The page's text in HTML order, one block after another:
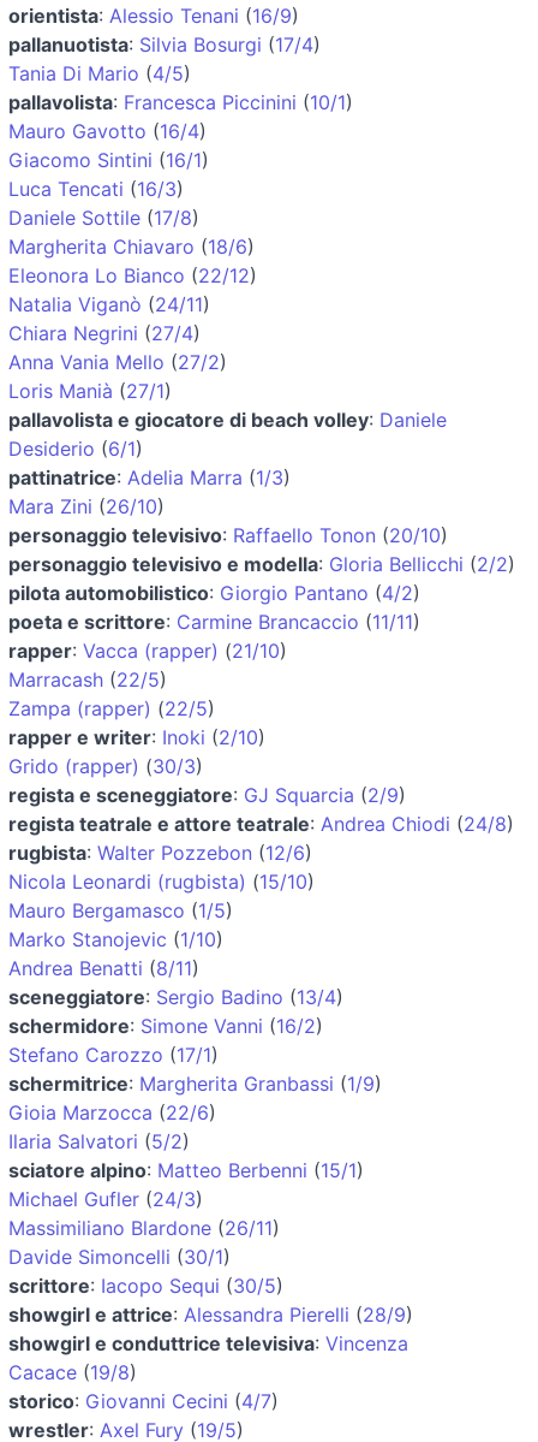
orientista: Alessio Tenani (16/9)
pallanuotista: Silvia Bosurgi (17/4)
Tania Di Mario (4/5)
pallavolista: Francesca Piccinini (10/1)
Mauro Gavotto (16/4)
Giacomo Sintini (16/1)
Luca Tencati (16/3)
Daniele Sottile (17/8)
Margherita Chiavaro (18/6)
Eleonora Lo Bianco (22/12)
Natalia Viganò (24/11)
Chiara Negrini (27/4)
Anna Vania Mello (27/2)
Loris Manià (27/1)
pallavolista e giocatore di beach volley: Daniele
Desiderio (6/1)
pattinatrice: Adelia Marra (1/3)
Mara Zini (26/10)
personaggio televisivo: Raffaello Tonon (20/10)
personaggio televisivo e modella: Gloria Bellicchi (2/2)
pilota automobilistico: Giorgio Pantano (4/2)
poeta e scrittore: Carmine Brancaccio (11/11)
rapper: Vacca (rapper) (21/10)
Marracash (22/5)
Zampa (rapper) (22/5)
rapper e writer: Inoki (2/10)
Grido (rapper) (30/3)
regista e sceneggiatore: GJ Squarcia (2/9)
regista teatrale e attore teatrale: Andrea Chiodi (24/8)
rugbista: Walter Pozzebon (12/6)
Nicola Leonardi (rugbista) (15/10)
Mauro Bergamasco (1/5)
Marko Stanojevic (1/10)
Andrea Benatti (8/11)
sceneggiatore: Sergio Badino (13/4)
schermidore: Simone Vanni (16/2)
Stefano Carozzo (17/1)
schermitrice: Margherita Granbassi (1/9)
Gioia Marzocca (22/6)
Ilaria Salvatori (5/2)
sciatore alpino: Matteo Berbenni (15/1)
Michael Gufler (24/3)
Massimiliano Blardone (26/11)
Davide Simoncelli (30/1)
scrittore: Iacopo Sequi (30/5)
showgirl e attrice: Alessandra Pierelli (28/9)
showgirl e conduttrice televisiva: Vincenza
Cacace (19/8)
storico: Giovanni Cecini (4/7)
wrestler: Axel Fury (19/5)